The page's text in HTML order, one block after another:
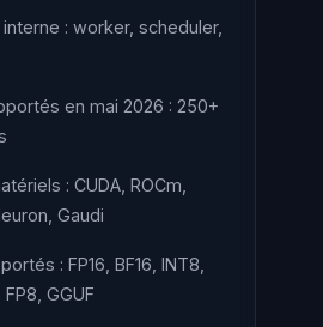
: worker, scheduler,
en mai 2026 : 250+
: CUDA, ROCm,
Gaudi
: FP16, BF16, INT8,
FP8, GGUF